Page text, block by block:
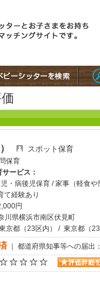
スポット保育
保育
ービス：
・病後児保育 / 家事（軽食
て経験あり
円
川県横浜市南区伏見町
京都（23区内） / 東京都（
｜ 都道府県知事等への届出